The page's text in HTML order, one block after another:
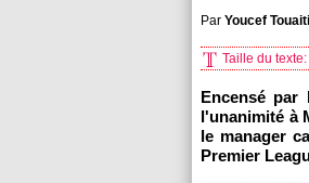
Par Youcef
Taille du texte:
Encensé
l'unanimité à
le manager
Premier